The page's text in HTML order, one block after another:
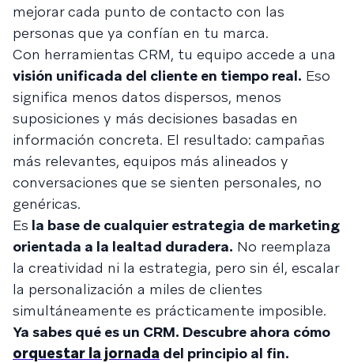
mejorar cada punto de contacto con las
personas que ya confían en tu marca.
Con herramientas CRM, tu equipo accede a una
visión unificada del cliente en tiempo real. Eso
significa menos datos dispersos, menos
suposiciones y más decisiones basadas en
información concreta. El resultado: campañas
más relevantes, equipos más alineados y
conversaciones que se sienten personales, no
genéricas.
Es la base de cualquier estrategia de marketing
orientada a la lealtad duradera. No reemplaza
la creatividad ni la estrategia, pero sin él, escalar
la personalización a miles de clientes
simultáneamente es prácticamente imposible.
Ya sabes qué es un CRM. Descubre ahora cómo
orquestar la jornada del principio al fin.